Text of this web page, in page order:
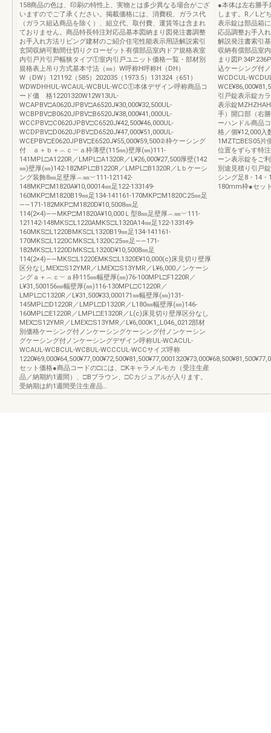
158商品の色は、印刷の特性上、実物とは多少異なる場合がござ
いますのでご了承ください。掲載価格には、消費税、ガラス代
（ガラス組込商品を除く）、組立代、取付費、運賃等は含まれ
ておりません。商品特長特注対応品基本図納まり図発注書調整
お手入れ方法リビング建材のご紹介住宅性能表示用語解説索引
玄関収納可動間仕切りクローゼット有償部品室内ドア規格表室
内引戸片引戸幅狭タイプ①室内引戸ユニット価格一覧・部材別
規格表上吊り方式基本寸法（㎜）W呼称H呼称H（DH）
W（DW）121192（585）202035（1973.5）131324（651）
WDWDHHUL-WCAUL-WCBUL-WCC①本体デザイン呼称商品コ
ード価 格12201320W12W13UL-
WCAPBV□A0620JPBV□A6520J¥30,000¥32,500UL-
WCBPBV□B0620JPBV□B6520J¥38,000¥41,000UL-
WCCPBV□C0620JPBV□C6520J¥42,500¥46,000UL-
WCDPBV□D0620JPBV□D6520J¥47,000¥51,000UL-
WCEPBV□E0620JPBV□E6520J¥55,000¥59,500②枠ケーシング
付 ａ＋ｂ＋︵ｃ︶ａ枠薄壁(115㎜)壁厚(㎜)111-
141MPL□A1220R／LMPL□A1320R／L¥26,000¥27,500厚壁(142
㎜)壁厚(㎜)142-182MPL□B1220R／LMPL□B1320R／Lｂケーシ
ング装飾8㎜足壁厚︵㎜︶111-121142-
148MKP□M1820A¥10,00014㎜足122-133149-
160MKP□M1820B19㎜足134-141161-170MKP□M1820C25㎜足
――171-182MKP□M1820D¥10,5008㎜足
114(2×4)――MKP□M1820A¥10,000Ｌ型8㎜足壁厚︵㎜︶111-
121142-148MKS□L1220AMKS□L1320A14㎜足122-133149-
160MKS□L1220BMKS□L1320B19㎜足134-141161-
170MKS□L1220CMKS□L1320C25㎜足――171-
182MKS□L1220DMKS□L1320D¥10,5008㎜足
114(2×4)――MKS□L1220EMKS□L1320E¥10,000(c)床見切り壁厚
区分なしMEX□S12YMR／LMEX□S13YMR／L¥6,000ノンケーシ
ングａ＋︵ｃ︶ａ枠115㎜幅壁厚(㎜)76-100MPL□F1220R／
L¥31,500156㎜幅壁厚(㎜)116-130MPL□C1220R／
LMPL□C1320R／L¥31,500¥33,000171㎜幅壁厚(㎜)131-
145MPL□D1220R／LMPL□D1320R／L180㎜幅壁厚(㎜)146-
160MPL□E1220R／LMPL□E1320R／L(c)床見切り壁厚区分なし
MEX□S12YMR／LMEX□S13YMR／L¥6,000K1_L046_0212部材
別価格ケーシング付ノンケーシングケーシング付ノンケーシン
グケーシング付ノンケーシングデザイン呼称UL-WCACUL-
WCAUL-WCBCUL-WCBUL-WCCCUL-WCCサイズ呼称
セット価格●商品コードの□には、□Kキャラメルモカ（受注生産
品／納期約1週間）、□Bブラウン、□Cカジュアルが入ります。
受納期は約1週間受注生産品…
●本体は左右勝手
します。R／Lど
表示錠は部品箱
応品調整お手入
解説発注書索引
収納有償部品室
まり図
込ケーシング付
WCDCUL-
引戸錠表示錠カ
表示錠
手）開口部（右
ーハンドル商品
格／個¥12,000入
1MZT□BES05片
位置をずらす特
ーン表示錠をご
別途見積り引戸
シング足8・14
180mm枠●セッ